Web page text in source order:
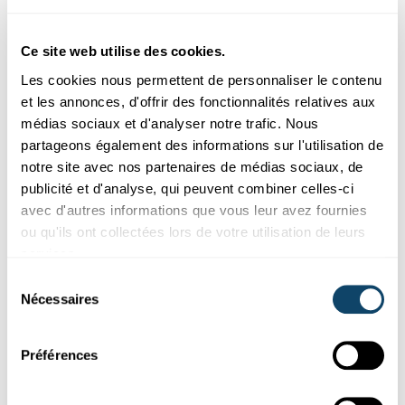
Ce site web utilise des cookies.
Les cookies nous permettent de personnaliser le contenu
et les annonces, d'offrir des fonctionnalités relatives aux
médias sociaux et d'analyser notre trafic. Nous
partageons également des informations sur l'utilisation de
notre site avec nos partenaires de médias sociaux, de
publicité et d'analyse, qui peuvent combiner celles-ci
avec d'autres informations que vous leur avez fournies
ou qu'ils ont collectées lors de votre utilisation de leurs
Nécessaires
Préférences
des tulipes (ou autres fleurs) blanches en tulipes colorée...
FNR
NUISIBLES